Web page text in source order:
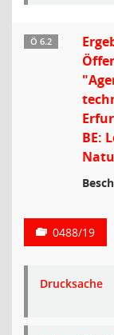
Ö 6.2
BE:
0488/19
Drucksache